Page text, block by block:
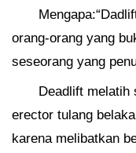
orang-orang yang
seseorang yang
Deadlift melatih
erector tulang
karena melibatkan